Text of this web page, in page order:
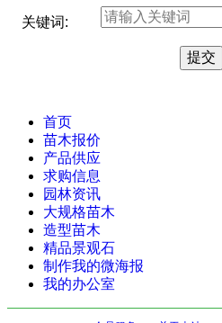
关键词:
首页
苗木报价
产品供应
求购信息
园林资讯
大规格苗木
造型苗木
精品景观石
制作我的微海报
我的办公室